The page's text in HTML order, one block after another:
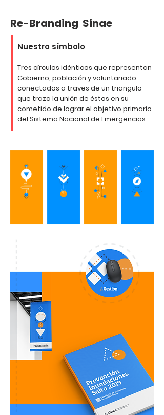
Re-Branding Sinae
Nuestro símbolo
Tres círculos idénticos que representan
Gobierno, población y voluntariado
conectados a traves de un triangulo
que traza la unión de éstos en su
cometido de lograr el objetivo primario
del Sistema Nacional de Emergencias.